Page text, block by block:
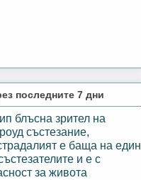
последните 7 дни
блъсна зрител на
състезание,
е баща на един
и е с
за живота